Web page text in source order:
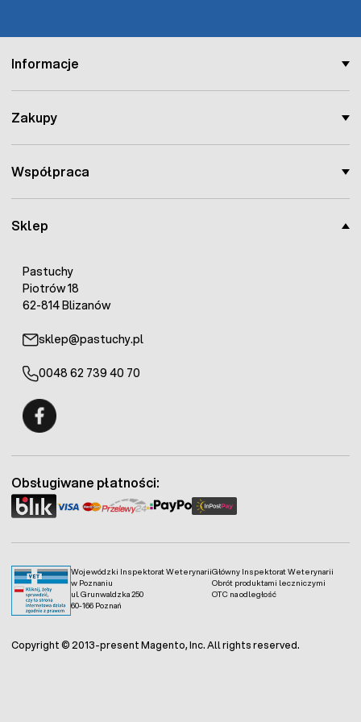
Sklep
Pastuchy
Piotrów 18
62-814 Blizanów
sklep@pastuchy.pl
0048 62 739 40 70
Informacje
Zakupy
Współpraca
Wojewódzki Inspektorat Weterynarii
w Poznaniu
ul. Grunwaldzka 250
60-166 Poznań
Główny Inspektorat Weterynarii
Obrót produktami leczniczymi
OTC na odległość
Obsługiwane płatności:
Copyright © 2013-present Magento, Inc. All rights reserved.